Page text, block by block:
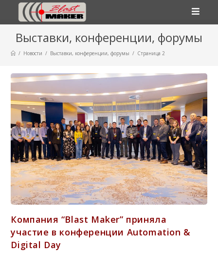
Перейти
содержимому
Выставки, конференции, форумы
/ Новости / Выставки, конференции, форумы / Страница 2
Компания “Blast Maker” приняла
участие в конференции Automation &
Digital Day